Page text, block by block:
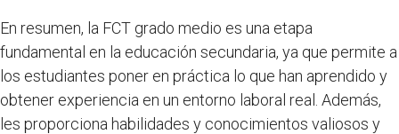
En resumen, la FCT grado medio es una etapa
fundamental en la educación secundaria, ya que permite a
los estudiantes poner en práctica lo que han aprendido y
obtener experiencia en un entorno laboral real. Además,
les proporciona habilidades y conocimientos valiosos y